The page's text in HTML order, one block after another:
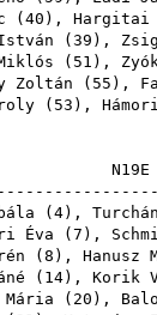
( 40 ), Hargitai
( 39 ),
( 51 ),
Zoltán ( 55 ),
( 53 ),
( 4),
Éva ( 7 ),
( 8 ), Hanusz
( 14), Korik
Mária ( 20 ),